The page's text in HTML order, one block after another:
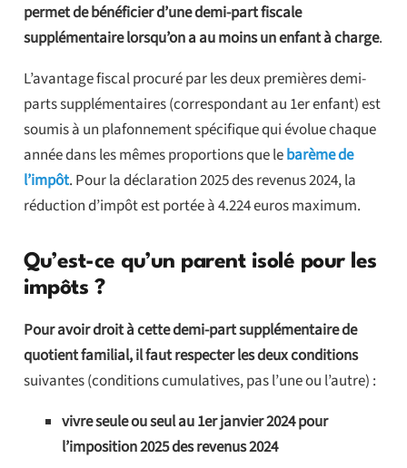
permet de bénéficier d’une demi-part fiscale
supplémentaire lorsqu’on a au moins un enfant à charge.
L’avantage fiscal procuré par les deux premières demi-
parts supplémentaires (correspondant au 1er enfant) est
soumis à un plafonnement spécifique qui évolue chaque
année dans les mêmes proportions que lebarème de
l’impôt. Pour la déclaration 2025 des revenus 2024, la
réduction d’impôt est portée à 4.224 euros maximum.
Qu’est-ce qu’un parent isolé pour les
impôts ?
Pour avoir droit à cette demi-part supplémentaire de
quotient familial, il faut respecter les deux conditions
suivantes (conditions cumulatives, pas l’une ou l’autre) :
vivre seule ou seul au 1er janvier 2024 pour
l’imposition 2025 des revenus 2024